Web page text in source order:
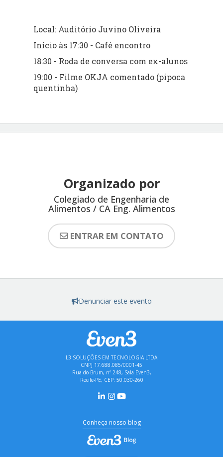
Local: Auditório Juvino Oliveira
Início às 17:30 - Café encontro
18:30 - Roda de conversa com ex-alunos
19:00 - Filme OKJA comentado (pipoca
quentinha)
Organizado por
Colegiado de Engenharia de
Alimentos / CA Eng. Alimentos
ENTRAR EM CONTATO
Denunciar este evento
L3 SOLUÇÕES EM TECNOLOGIA LTDA
CNPJ 17.688.085/0001-45
Rua do Brum, nº 248, Sala Even3,
Recife-PE, CEP: 50.030-260
Conheça nosso blog